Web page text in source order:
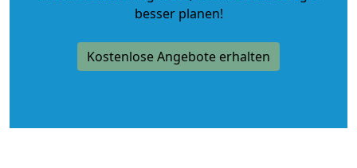
besser planen!
Kostenlose Angebote erhalten